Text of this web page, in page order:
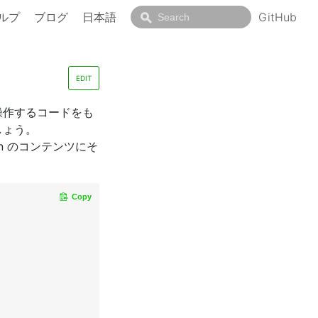
プ ブログ 日本語 GitHub
EDIT
するコードをも
う。
のコンテンツにそ
Copy